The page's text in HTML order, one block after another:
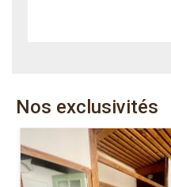
Nos exclusivités